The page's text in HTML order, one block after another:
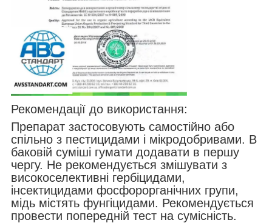
Рекомендації до використання:
Препарат застосовують самостійно або
спільно з пестицидами і мікродобривами. В
баковій суміші гумати додавати в першу
чергу. Не рекомендується змішувати з
високоселективні гербіцидами,
інсектицидами фосфорорганічних групи,
мідь містять фунгіцидами. Рекомендується
провести попередній тест на сумісність.